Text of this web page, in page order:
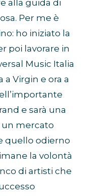
alla guida di
Per me è
ho iniziato la
poi lavorare in
Music Italia
Virgin e ora a
e sarà una
un mercato
quello odierno
la volontà
di artisti che